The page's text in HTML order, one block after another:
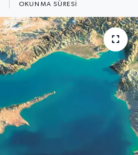
OKUNMA SÜRESI